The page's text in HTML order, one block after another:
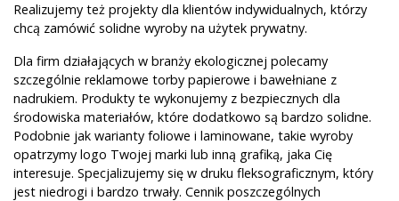
Realizujemy też projekty dla klientów indywidualnych, którzy
chcą zamówić solidne wyroby na użytek prywatny.
Dla firm działających w branży ekologicznej polecamy
szczególnie reklamowe torby papierowe i bawełniane z
nadrukiem. Produkty te wykonujemy z bezpiecznych dla
środowiska materiałów, które dodatkowo są bardzo solidne.
Podobnie jak warianty foliowe i laminowane, takie wyroby
opatrzymy logo Twojej marki lub inną grafiką, jaka Cię
interesuje. Specjalizujemy się w druku fleksograficznym, który
jest niedrogi i bardzo trwały. Cennik poszczególnych